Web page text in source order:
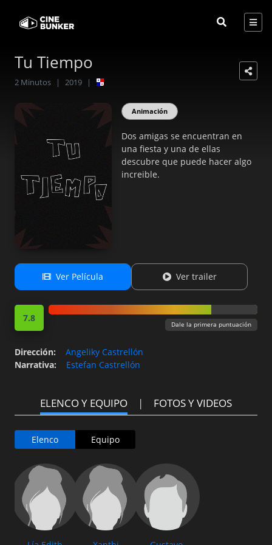
Tu Tiempo
2 Minutos | 2019 |
Animación
Dos amigas se encuentran en
una fiesta y una de ellas
descubre que puede hacer algo
increible.
Ver Película Ver trailer
7.8
Dale la primera puntuación
Dirección:
Angeliky Castrellón
Narrativa: Estefan Castrellón
ELENCO Y EQUIPO FOTOS Y VIDEOS
Elenco Equipo